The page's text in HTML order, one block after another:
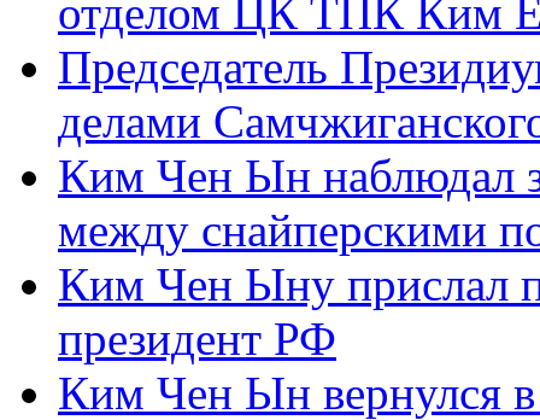
отделом ЦК ТПК Ким
Председатель
делами
Ким Чен Ын наблюдал
между снайперскими
Ким Чен Ыну прислал
президент РФ
Ким Чен Ын вернулся